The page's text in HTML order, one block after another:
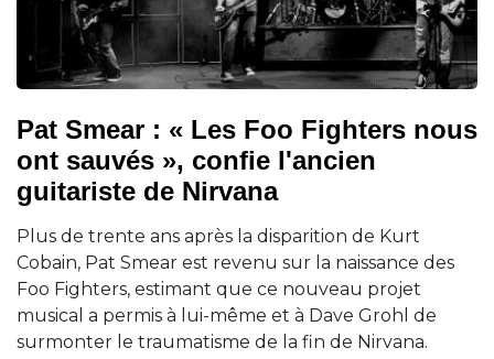
Pat Smear : « Les Foo Fighters nous
ont sauvés », confie l'ancien
guitariste de Nirvana
Plus de trente ans après la disparition de Kurt
Cobain, Pat Smear est revenu sur la naissance des
Foo Fighters, estimant que ce nouveau projet
musical a permis à lui-même et à Dave Grohl de
surmonter le traumatisme de la fin de Nirvana.